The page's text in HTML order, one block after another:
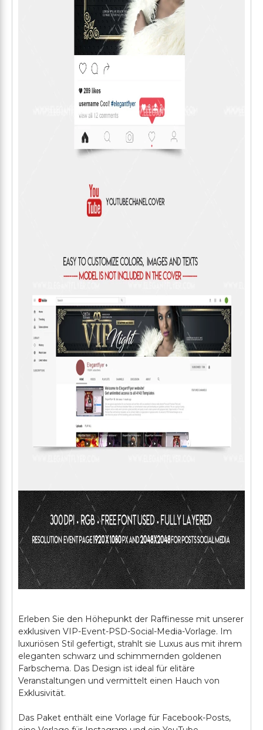
Erleben Sie den Höhepunkt der Raffinesse mit unserer
exklusiven VIP-Event-PSD-Social-Media-Vorlage. Im
luxuriösen Stil gefertigt, strahlt sie Luxus aus mit ihrem
eleganten schwarz und schimmernden goldenen
Farbschema. Das Design ist ideal für elitäre
Veranstaltungen und vermittelt einen Hauch von
Exklusivität.
Das Paket enthält eine Vorlage für Facebook-Posts,